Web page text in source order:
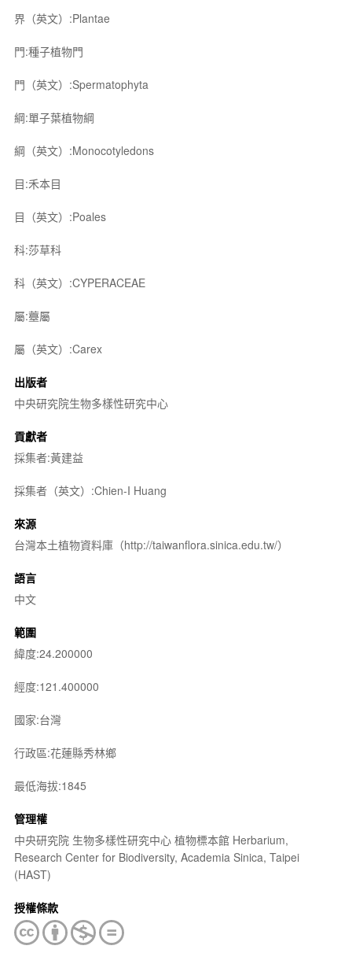
界（英文）:Plantae
門:種子植物門
門（英文）:Spermatophyta
綱:單子葉植物綱
綱（英文）:Monocotyledons
目:禾本目
目（英文）:Poales
科:莎草科
科（英文）:CYPERACEAE
屬:薹屬
屬（英文）:Carex
出版者
中央研究院生物多樣性研究中心
貢獻者
採集者:黃建益
採集者（英文）:Chien-I Huang
來源
台灣本土植物資料庫（http://taiwanflora.sinica.edu.tw/）
語言
中文
範圍
緯度:24.200000
經度:121.400000
國家:台灣
行政區:花蓮縣秀林鄉
最低海拔:1845
管理權
中央研究院 生物多樣性研究中心 植物標本館 Herbarium,
Research Center for Biodiversity, Academia Sinica, Taipei
(HAST)
授權條款